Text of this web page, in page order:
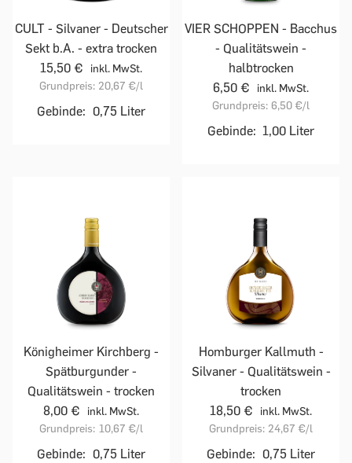
CULT - Silvaner - Deutscher
Sekt b.A. - extra trocken
15,50 €
inkl. MwSt.
Grundpreis: 20,67 €/l
Gebinde: 0,75 Liter
VIER SCHOPPEN - Bacchus
- Qualitätswein -
halbtrocken
6,50 €
inkl. MwSt.
Grundpreis: 6,50 €/l
Gebinde: 1,00 Liter
Königheimer Kirchberg -
Spätburgunder -
Qualitätswein - trocken
8,00 €
inkl. MwSt.
Grundpreis: 10,67 €/l
Gebinde: 0,75 Liter
Homburger Kallmuth -
Silvaner - Qualitätswein -
trocken
18,50 €
inkl. MwSt.
Grundpreis: 24,67 €/l
Gebinde: 0,75 Liter